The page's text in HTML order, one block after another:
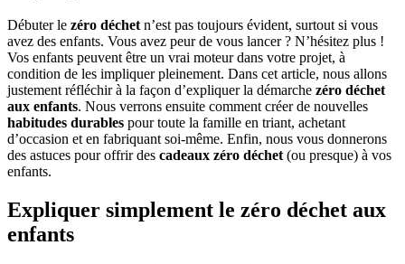
Débuter le zéro déchet n’est pas toujours évident, surtout si vous
avez des enfants. Vous avez peur de vous lancer ? N’hésitez plus !
Vos enfants peuvent être un vrai moteur dans votre projet, à
condition de les impliquer pleinement. Dans cet article, nous allons
justement réfléchir à la façon d’expliquer la démarche zéro déchet
aux enfants. Nous verrons ensuite comment créer de nouvelles
habitudes durables pour toute la famille en triant, achetant
d’occasion et en fabriquant soi-même. Enfin, nous vous donnerons
des astuces pour offrir des cadeaux zéro déchet (ou presque) à vos
enfants.
Expliquer simplement le zéro déchet aux
enfants